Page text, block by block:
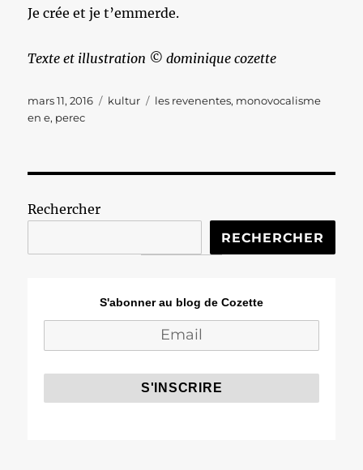
Je crée et je t’emmerde.
Texte et illustration © dominique cozette
Publié
le
mars 11, 2016 Catégories
kultur Étiquettes
les revenentes, monovocalisme
en e, perec
Rechercher
RECHERCHER
S'abonner au blog de Cozette